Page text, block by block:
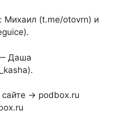
Михаил (t.me/otovrn) и
— Даша
→ podbox.ru